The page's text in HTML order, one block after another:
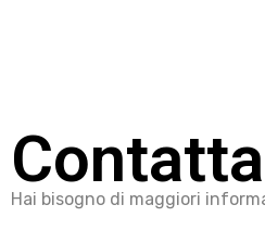
Hai bisogno di maggiori